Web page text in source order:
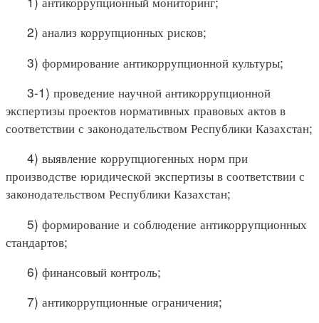
2) анализ коррупционных рисков;
3) формирование антикоррупционной культуры;
3-1) проведение научной антикоррупционной
экспертизы проектов нормативных правовых актов в
соответствии с законодательством Республики Казахстан;
4) выявление коррупциогенных норм при
производстве юридической экспертизы в соответствии с
законодательством Республики Казахстан;
5) формирование и соблюдение антикоррупционных
стандартов;
6) финансовый контроль;
7) антикоррупционные ограничения;